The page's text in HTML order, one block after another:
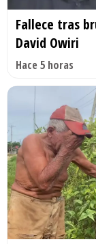
Fallece tras
David Owiri
Hace 5 horas